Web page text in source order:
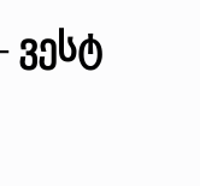
ვესტ